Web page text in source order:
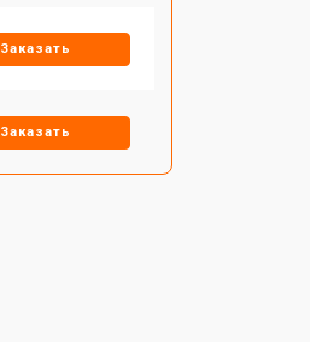
Заказать
Заказать